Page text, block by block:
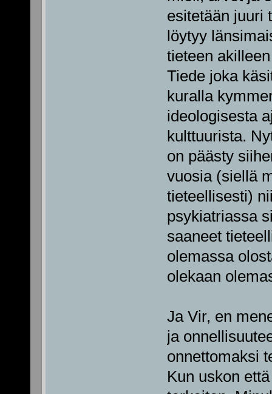
esitetään juuri
löytyy
tieteen
Tiede joka
kuralla
ideologisesta
kulttuurista.
on päästy
vuosia (siellä
tieteellisesti)
psykiatriassa
saaneet
olemassa
olekaan
Ja Vir, en
ja
onnettomaksi
Kun uskon